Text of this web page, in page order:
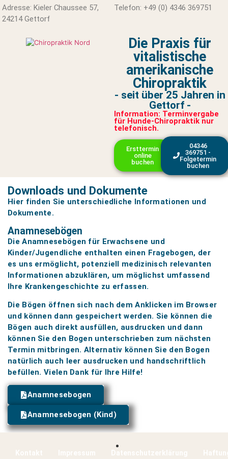
Adresse: Kieler Chaussee 57,
24214 Gettorf
Telefon: +49 (0) 4346 369751
Die Praxis für
vitalistische
amerikanische
Chiropraktik
- seit über 25 Jahren in
Gettorf -
Information: Terminvergabe
für Hunde-Chiropraktik nur
telefonisch.
Ersttermin
online
buchen
04346
369751 -
Folgetermin
buchen
Downloads und Dokumente
Hier finden Sie unterschiedliche Informationen und
Dokumente.
Anamnesebögen
Die Anamnesebögen für Erwachsene und
Kinder/Jugendliche enthalten einen Fragebogen, der
es uns ermöglicht, potenziell medizinisch relevanten
Informationen abzuklären, um möglichst umfassend
Ihre Krankengeschichte zu erfassen.
Die Bögen öffnen sich nach dem Anklicken im Browser
und können dann gespeichert werden. Sie können die
Bögen auch direkt ausfüllen, ausdrucken und dann
können Sie den Bogen unterschrieben zum nächsten
Termin mitbringen. Alternativ können Sie den Bogen
natürlich auch leer ausdrucken und handschriftlich
befüllen. Vielen Dank für Ihre Hilfe!
Anamnesebogen
Anamnesebogen (Kind)